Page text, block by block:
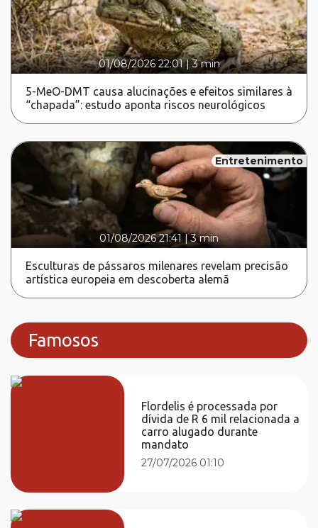
01/08/2026 22:01|3 min
5-MeO-DMT causa alucinações e efeitos similares à
“chapada”: estudo aponta riscos neurológicos
Entretenimento
01/08/2026 21:41 |3 min
Esculturas de pássaros milenares revelam precisão
artística europeia em descoberta alemã
Famosos
Flordelis é processada por
dívida de R 6 mil relacionada a
carro alugado durante
mandato
27/07/2026 01:10